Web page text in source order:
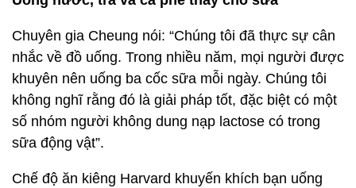
Chuyên gia Cheung nói: “Chúng tôi đã thực sự cân
nhắc về đồ uống. Trong nhiều năm, mọi người được
khuyên nên uống ba cốc sữa mỗi ngày. Chúng tôi
không nghĩ rằng đó là giải pháp tốt, đặc biệt có một
số nhóm người không dung nạp lactose có trong
sữa động vật”.
Chế độ ăn kiêng Harvard khuyến khích bạn uống